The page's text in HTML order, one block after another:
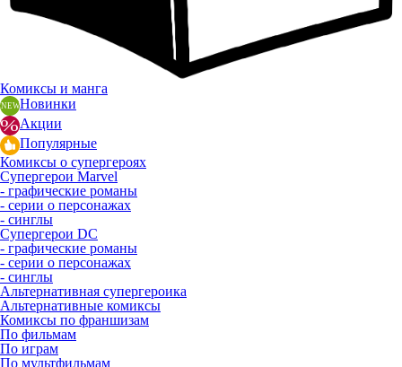
Комиксы и манга
Новинки
Акции
Популярные
Комиксы о супергероях
Супергерои Marvel
- графические романы
- серии о персонажах
- синглы
Супергерои DC
- графические романы
- серии о персонажах
- синглы
Альтернативная супергероика
Альтернативные комиксы
Комиксы по франшизам
По фильмам
По играм
По мультфильмам